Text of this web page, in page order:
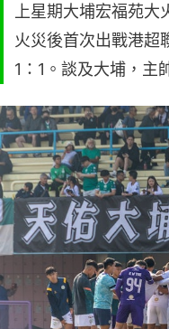
上星期大埔宏福苑
火災後首次出戰港超
1：1。談及大埔，主